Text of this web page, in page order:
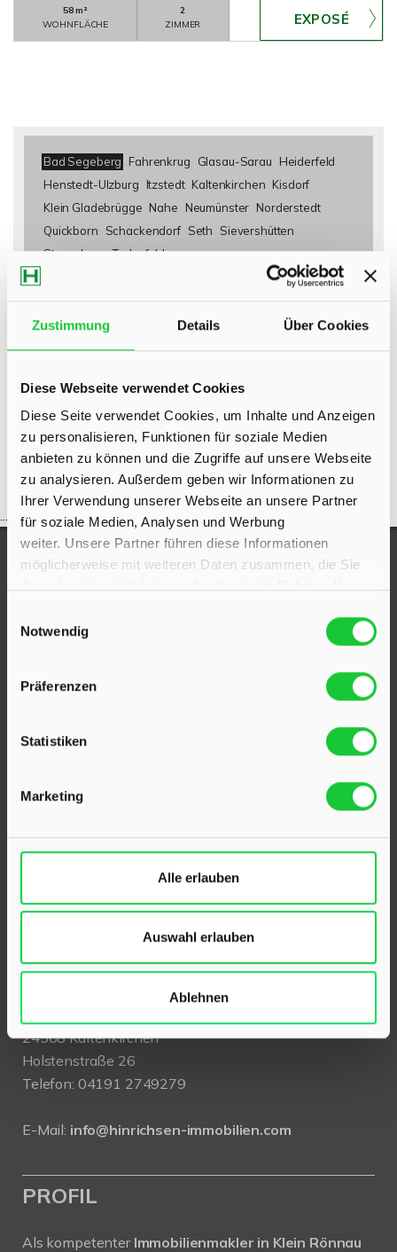
Zustimmung Details Über Cookies
Diese Webseite verwendet Cookies
Diese Seite verwendet Cookies, um Inhalte und Anzeigen
zu personalisieren, Funktionen für soziale Medien
anbieten zu können und die Zugriffe auf unsere Webseite
zu analysieren. Außerdem geben wir Informationen zu
Ihrer Verwendung unserer Webseite an unsere Partner
für soziale Medien, Analysen und Werbung
weiter. Unsere Partner führen diese Informationen
möglicherweise mit weiteren Daten zusammen, die Sie
Notwendig
Präferenzen
Statistiken
Marketing
Alle erlauben
Auswahl erlauben
Ablehnen
58 m²
WOHNFLÄCHE
2
ZIMMER
Bad Segeberg Fahrenkrug Glasau-Sarau
Heiderfeld
Henstedt-Ulzburg
Itzstedt Kaltenkirchen Kisdorf
Klein Gladebrügge Nahe Neumünster Norderstedt
Quickborn
Schackendorf Seth
Sievershütten
Stuvenborn Todesfelde
Eigentumswohnungen Bad Segeberg
Eigentumswohnung Bad
Segeberg
Immo Bad Segeberg
Wohnungen Bad Segeberg
Wohnung suche Bad Segeberg
Segeberg
kaufen Bad Segeberg
Immobilie Bad Segeberg
Immobilien Bad Segeberg
Immobilienkauf Bad Segeberg
...
UNSERE AUSZEICHNUNGEN
KONTAKT
Hinrichsen Immobilien GmbH
23795 Klein Rönnau
Bollmoor 2
04551 901690
24568 Kaltenkirchen
Holstenstraße 26
Telefon: 04191 2749279
E-Mail: info@hinrichsen-immobilien.com
PROFIL
Als kompetenter Immobilienmakler in Klein Rönnau